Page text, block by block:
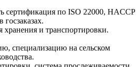
сертификация по ISO 22000, HACCP
и транспортировки.
специализацию на сельском